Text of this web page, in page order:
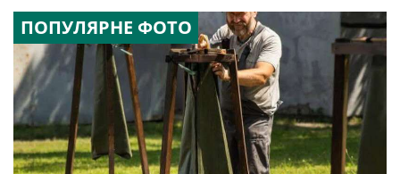
ПОПУЛЯРНЕ ФОТО